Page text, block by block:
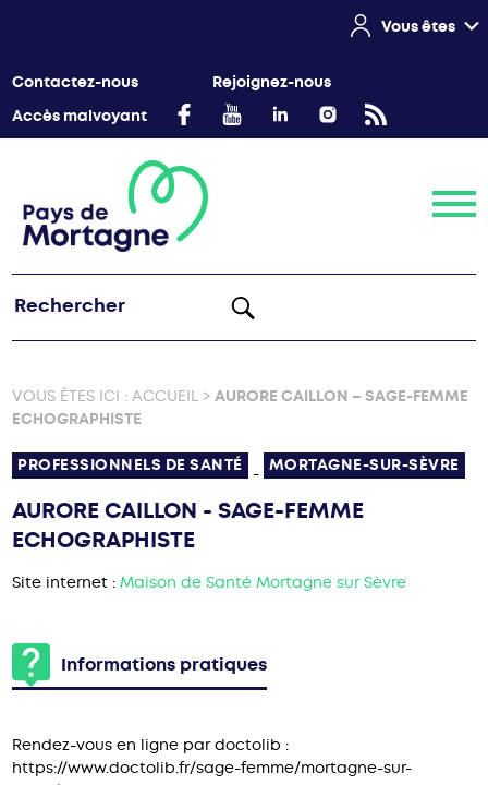
Vous êtes
Contactez-nous
Rejoignez-nous
Accès malvoyant
Menu
VOUS ÊTES ICI :ACCUEIL >AURORE CAILLON – SAGE-FEMME
ECHOGRAPHISTE
PROFESSIONNELS DE SANTÉ - MORTAGNE-SUR-SÈVRE
AURORE CAILLON - SAGE-FEMME
ECHOGRAPHISTE
Site internet :Maison de Santé Mortagne sur Sèvre
Informations pratiques
Rendez-vous en ligne par doctolib :
https://www.doctolib.fr/sage-femme/mortagne-sur-